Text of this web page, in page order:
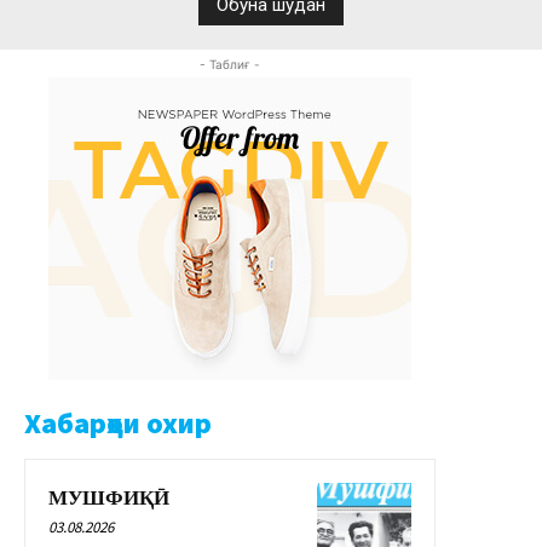
- Таблиғ -
Хабарҳои охир
МУШФИҚӢ
03.08.2026